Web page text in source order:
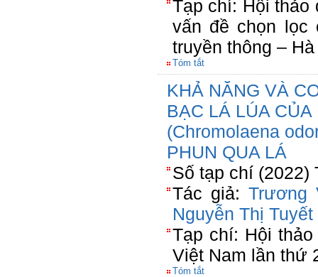
Tạp chí: Hội thảo
vấn đề chọn lọc
truyền thông –
Tóm tắt
KHẢ NĂNG VÀ
BẠC LÁ LÚA
(Chromolaena
PHUN QUA LÁ
Số tạp chí (2022)
Tác giả:Trương
Nguyễn Thị Tuyết
Tạp chí: Hội
Việt Nam lần thứ
Tóm tắt